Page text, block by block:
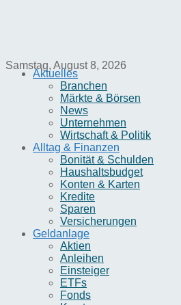
Samstag, August 8, 2026
Aktuelles
Branchen
Märkte & Börsen
News
Unternehmen
Wirtschaft & Politik
Alltag & Finanzen
Bonität & Schulden
Haushaltsbudget
Konten & Karten
Kredite
Sparen
Versicherungen
Geldanlage
Aktien
Anleihen
Einsteiger
ETFs
Fonds